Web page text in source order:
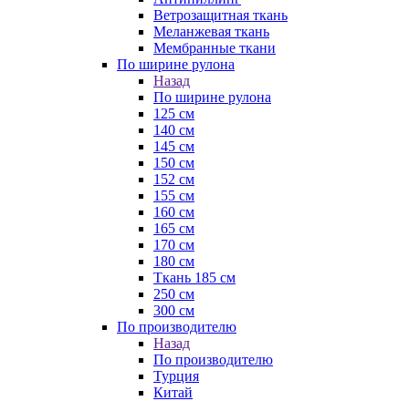
Ветрозащитная ткань
Меланжевая ткань
Мембранные ткани
По ширине рулона
Назад
По ширине рулона
125 см
140 см
145 см
150 см
152 см
155 см
160 см
165 см
170 см
180 см
Ткань 185 см
250 см
300 см
По производителю
Назад
По производителю
Турция
Китай